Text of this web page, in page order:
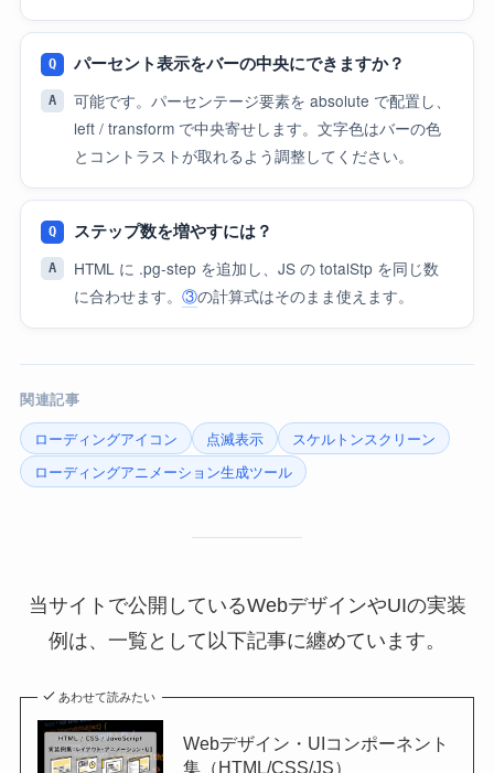
パーセント表示をバーの中央にできますか？
可能です。パーセンテージ要素を absolute で配置し、
left / transform で中央寄せします。文字色はバーの色
とコントラストが取れるよう調整してください。
ステップ数を増やすには？
HTML に .pg-step を追加し、JS の totalStp を同じ数
に合わせます。 ③の計算式はそのまま使えます。
関連記事
ローディングアイコン
点滅表示
スケルトンスクリーン
ローディングアニメーション生成ツール
当サイトで公開しているWebデザインやUIの実装
例は、一覧として以下記事に纏めています。
あわせて読みたい
Webデザイン・UIコンポーネント
集（HTML/CSS/JS）